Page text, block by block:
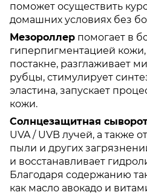
поможет осуществить
домашних условиях без
Мезороллер помогает в
гиперпигментацией кожи,
постакне, разглаживает
рубцы, стимулирует
эластина, запускает
кожи.
Солнцезащитная
UVA / UVB лучей, а также
пыли и других
и восстанавливает
Благодаря содержанию
как масло авокадо и